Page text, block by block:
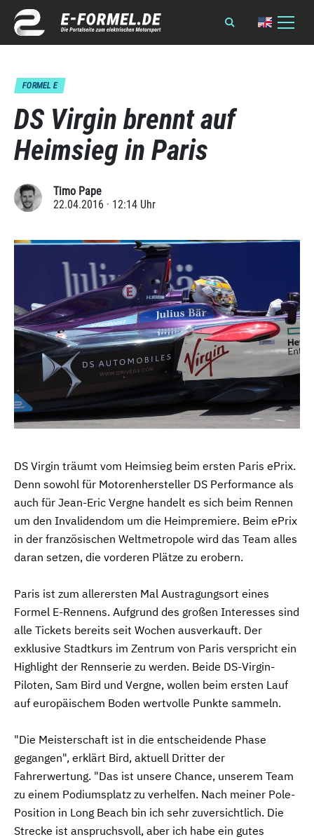
FORMEL E
DS Virgin brennt auf
Heimsieg in Paris
Timo Pape
22.04.2016 · 12:14 Uhr
DS Virgin träumt vom Heimsieg beim ersten Paris ePrix.
Denn sowohl für Motorenhersteller DS Performance als
auch für Jean-Eric Vergne handelt es sich beim Rennen
um den Invalidendom um die Heimpremiere. Beim ePrix
in der französischen Weltmetropole wird das Team alles
daran setzen, die vorderen Plätze zu erobern.
Paris ist zum allerersten Mal Austragungsort eines
Formel E-Rennens. Aufgrund des großen Interesses sind
alle Tickets bereits seit Wochen ausverkauft. Der
exklusive Stadtkurs im Zentrum von Paris verspricht ein
Highlight der Rennserie zu werden. Beide DS-Virgin-
Piloten, Sam Bird und Vergne, wollen beim ersten Lauf
auf europäischem Boden wertvolle Punkte sammeln.
"Die Meisterschaft ist in die entscheidende Phase
gegangen", erklärt Bird, aktuell Dritter der
Fahrerwertung. "Das ist unsere Chance, unserem Team
zu einem Podiumsplatz zu verhelfen. Nach meiner Pole-
Position in Long Beach bin ich sehr zuversichtlich. Die
Strecke ist anspruchsvoll, aber ich habe ein gutes